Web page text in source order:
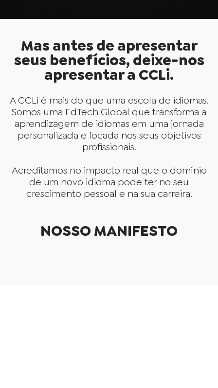
Mas antes de apresentar
seus benefícios, deixe-nos
apresentar a CCLi.
A CCLi é mais do que uma escola de idiomas.
Somos uma EdTech Global que transforma a
aprendizagem de idiomas em uma jornada
personalizada e focada nos seus objetivos
profissionais.
Acreditamos no impacto real que o domínio
de um novo idioma pode ter no seu
crescimento pessoal e na sua carreira.
NOSSO MANIFESTO